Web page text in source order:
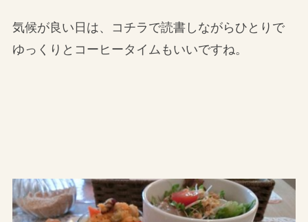
気候が良い日は、コチラで読書しながらひとりで
ゆっくりとコーヒータイムもいいですね。